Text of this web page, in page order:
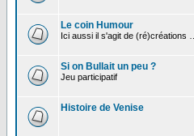
Le coin Humour
Ici aussi il s'agit de (ré)créations
Si on Bullait un peu ?
Jeu participatif
Histoire de Venise